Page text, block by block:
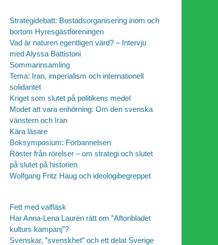
Strategidebatt: Bostadsorganisering inom och
bortom Hyresgästföreningen
Vad är naturen egentligen värd? – Intervju
med Alyssa Battistoni
Sommarinsamling
Tema: Iran, imperialism och internationell
solidaritet
Kriget som slutet på politikens medel
Modet att vara enhörning: Om den svenska
vänstern och Iran
Kära läsare
Boksymposium: Förbannelsen
Röster från rörelser – om strategi och slutet
på slutet på historien
Wolfgang Fritz Haug och ideologibegreppet
Fett med valfläsk
Har Anna-Lena Laurén rätt om ”Aftonbladet
kulturs kampanj”?
Svenskar, ”svenskhet” och ett delat Sverige